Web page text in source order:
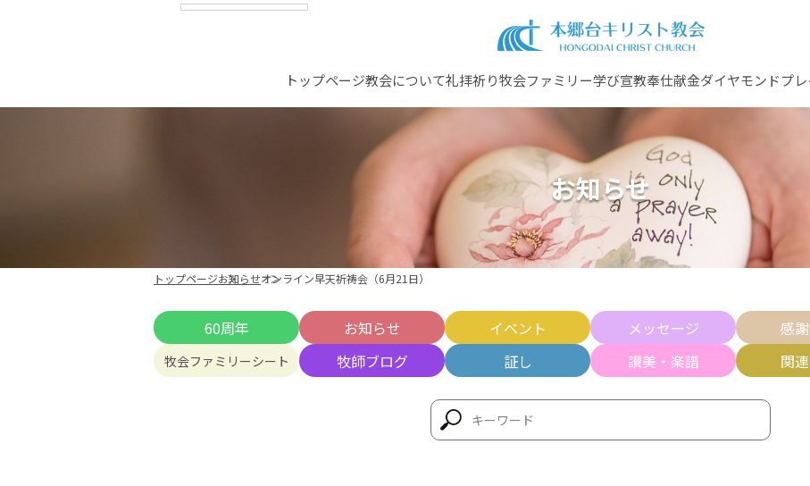
トップページ教会について礼拝祈り牧会ファミリー学び宣教奉仕献金ダイヤモンドプ
お知らせ
トップページお知らせオンライン早天祈祷会（6月21日）
60周年 お知らせ イベント メッセージ 感
牧会ファミリーシート 牧師ブログ 証し 讃美・楽譜 関